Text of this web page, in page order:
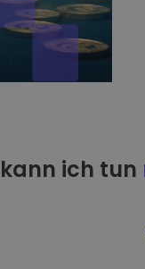
ich tun